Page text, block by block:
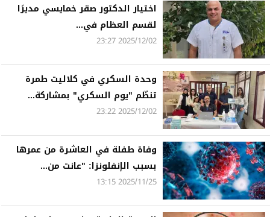
اختيار الدكتور صقر خمايسي مديرًا
لقسم العظام في...
2025/12/02 23:27
وحدة السكري في كلاليت طمرة
تنظّم "يوم السكري" بمشاركة...
2025/12/02 23:22
وفاة طفلة في العاشرة من عمرها
بسبب الإنفلونزا: "عانت من...
2025/11/25 13:15